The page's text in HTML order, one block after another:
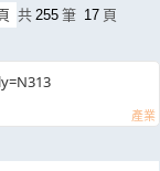
共 255 筆 17 頁